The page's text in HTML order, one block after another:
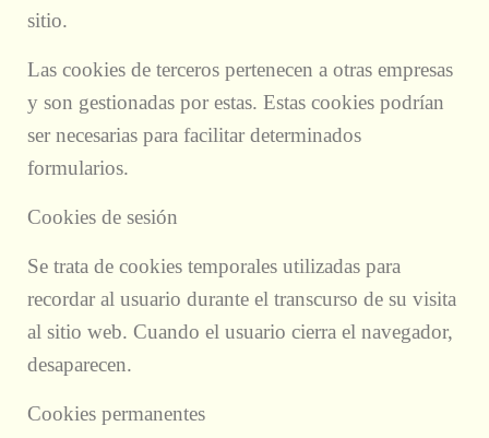
sitio.
Las cookies de terceros pertenecen a otras empresas
y son gestionadas por estas. Estas cookies podrían
ser necesarias para facilitar determinados
formularios.
Cookies de sesión
Se trata de cookies temporales utilizadas para
recordar al usuario durante el transcurso de su visita
al sitio web. Cuando el usuario cierra el navegador,
desaparecen.
Cookies permanentes